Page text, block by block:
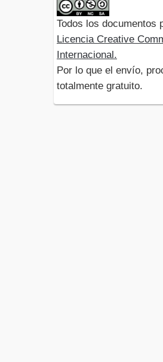
Todos los documentos
Licencia Creative
Internacional.
Por lo que el envío,
totalmente gratuito.